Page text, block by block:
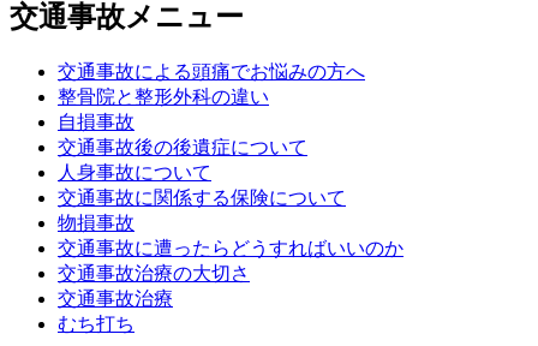
交通事故メニュー
交通事故による頭痛でお悩みの方へ
整骨院と整形外科の違い
自損事故
交通事故後の後遺症について
人身事故について
交通事故に関係する保険について
物損事故
交通事故に遭ったらどうすればいいのか
交通事故治療の大切さ
交通事故治療
むち打ち